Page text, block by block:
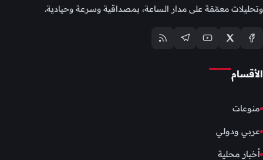
وتحليلات معمّقة على مدار الساعة، بمصداقية وسرعة وحيادية.
الأقسام
منوعات
عربي ودولي
أخبار محلية